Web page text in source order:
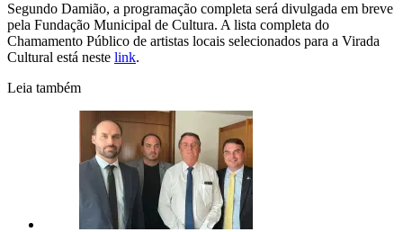
Segundo Damião, a programação completa será divulgada em breve
pela Fundação Municipal de Cultura. A lista completa do
Chamamento Público de artistas locais selecionados para a Virada
Cultural está neste link.
Leia também